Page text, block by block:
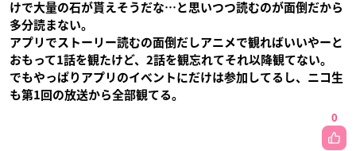
けで大量の石が貰えそうだな…と思いつつ読むのが面倒だから
多分読まない。
アプリでストーリー読むの面倒だしアニメで観ればいいやーと
おもって1話を観たけど、2話を観忘れてそれ以降観てない。
でもやっぱりアプリのイベントにだけは参加してるし、ニコ生
も第1回の放送から全部観てる。
0